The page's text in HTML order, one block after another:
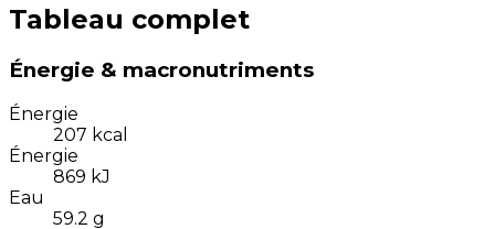
Tableau complet
Énergie & macronutriments
Énergie
207 kcal
Énergie
869 kJ
Eau
59.2 g